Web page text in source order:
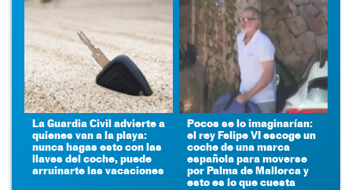
La Guardia Civil advierte a
quienes van a la playa:
nunca hagas esto con las
llaves del coche, puede
arruinarte las vacaciones
Pocos se lo imaginarían:
el rey Felipe VI escoge un
coche de una marca
española para moverse
por Palma de Mallorca y
esto es lo que cuesta